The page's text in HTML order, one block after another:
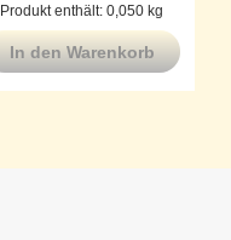
Produkt enthält: 0,050kg
In den Warenkorb